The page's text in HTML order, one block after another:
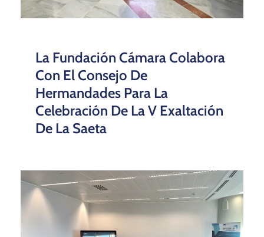
La Fundación Cámara Colabora
Con El Consejo De
Hermandades Para La
Celebración De La V Exaltación
De La Saeta